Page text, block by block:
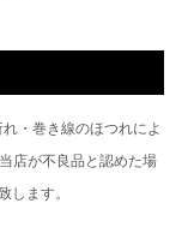
・巻き線のほつれによ
店が不良品と認めた場
します。